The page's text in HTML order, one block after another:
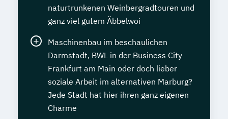
naturtrunkenen Weinbergradtouren und
ganz viel gutem Äbbelwoi
Maschinenbau im beschaulichen
Darmstadt, BWL in der Business City
Frankfurt am Main oder doch lieber
soziale Arbeit im alternativen Marburg?
Jede Stadt hat hier ihren ganz eigenen
Charme